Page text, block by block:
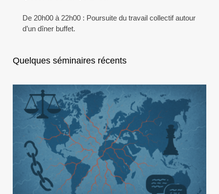
De 20h00 à 22h00 : Poursuite du travail collectif autour
d’un dîner buffet.
Quelques séminaires récents